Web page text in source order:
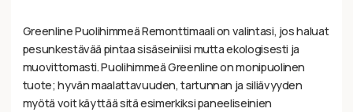
asiakkaan
arvotukseen.
Greenline Puolihimmeä Remonttimaali on valintasi, jos haluat
pesunkestävää pintaa sisäseiniisi mutta ekologisesti ja
muovittomasti. Puolihimmeä Greenline on monipuolinen
tuote; hyvän maalattavuuden, tartunnan ja siliävyyden
myötä voit käyttää sitä esimerkiksi paneeliseinien